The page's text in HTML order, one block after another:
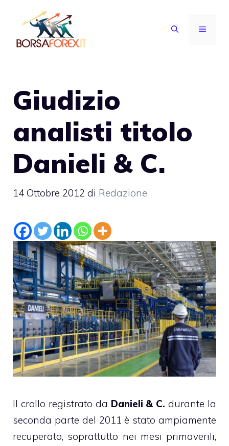
contenuto
MENU
Giudizio
analisti titolo
Danieli & C.
14 Ottobre 2012 di Redazione
Il crollo registrato da Danieli & C. durante la
seconda parte del 2011 è stato ampiamente
recuperato, soprattutto nei mesi primaverili,